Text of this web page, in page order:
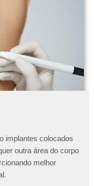
implantes colocados
outra área do corpo
melhor